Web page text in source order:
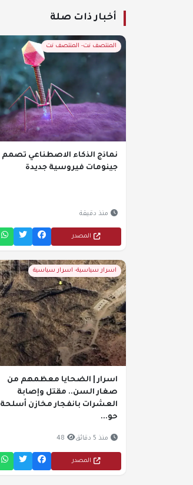
أخبار ذات صلة
المنتصف نت- المنتصف نت
نماذج الذكاء الاصطناعي تصمم
جينومات فيروسية جديدة
منذ دقيقة
المصدر
اسرار سياسية- اسرار سياسية
اسرار | الضحايا معظمهم من
صغار السن.. مقتل وإصابة
العشرات بانفجار مخازن أسلحة
حو...
منذ 5 دقائق 48
المصدر